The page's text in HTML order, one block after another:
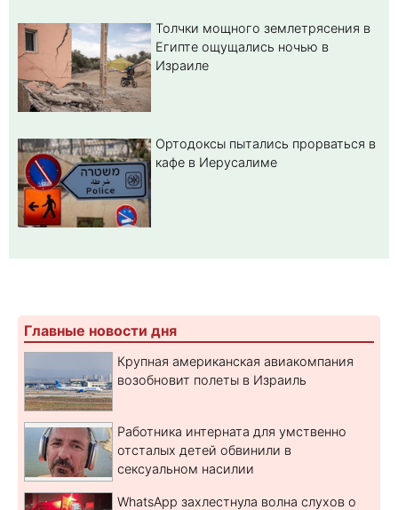
Толчки мощного землетрясения в
Египте ощущались ночью в
Израиле
Ортодоксы пытались прорваться в
кафе в Иерусалиме
Главные новости дня
Крупная американская авиакомпания
возобновит полеты в Израиль
Работника интерната для умственно
отсталых детей обвинили в
сексуальном насилии
WhatsApp захлестнула волна слухов о